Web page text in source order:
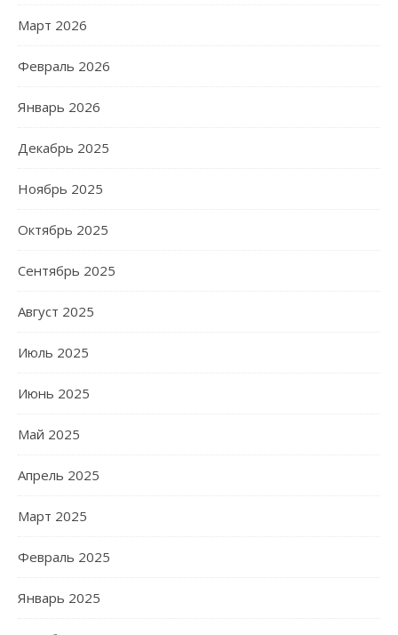
Март 2026
Февраль 2026
Январь 2026
Декабрь 2025
Ноябрь 2025
Октябрь 2025
Сентябрь 2025
Август 2025
Июль 2025
Июнь 2025
Май 2025
Апрель 2025
Март 2025
Февраль 2025
Январь 2025